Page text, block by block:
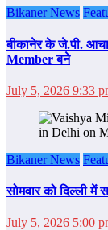
Bikaner News
बीकानेर के जे.पी.
Member बने
July 5, 2026 9:33
Bikaner News
सोमवार को दिल्‍ली में
July 5, 2026 5:00